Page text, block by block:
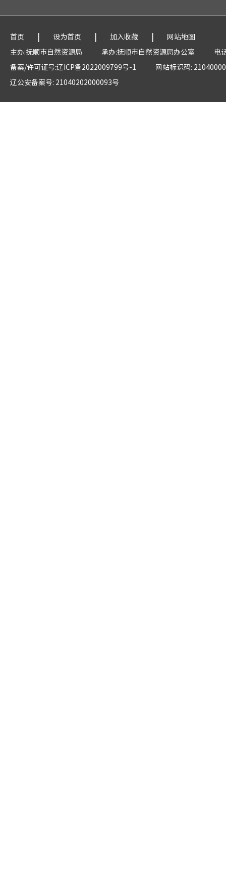
首页 | 设为首页 | 加入收藏 |
网站地图
主办:抚顺市自然资源局
承办:抚顺市自然资源局办公室
电
备案/许可证号:辽ICP备2022009799号-1
网站标识码:
辽公安备案号: 21040202000093号